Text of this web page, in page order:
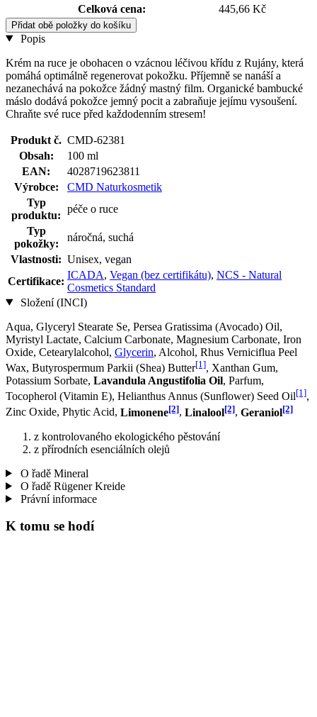
Celková cena:
445,66 Kč
Přidat obě položky do košíku
Popis
Krém na ruce je obohacen o vzácnou léčivou křídu z Rujány, která
pomáhá optimálně regenerovat pokožku. Příjemně se nanáší a
nezanechává na pokožce žádný mastný film. Organické bambucké
máslo dodává pokožce jemný pocit a zabraňuje jejímu vysoušení.
Chraňte své ruce před každodenním stresem!
Produkt č. CMD-62381
Obsah:
100 ml
EAN:
4028719623811
Výrobce:
CMD Naturkosmetik
Typ
produktu:
péče o ruce
Typ
pokožky:
náročná, suchá
Vlastnosti: Unisex, vegan
Certifikace:
ICADA, Vegan (bez certifikátu), NCS - Natural
Cosmetics Standard
Složení (INCI)
Aqua, Glyceryl Stearate Se, Persea Gratissima (Avocado) Oil,
Myristyl Lactate, Calcium Carbonate, Magnesium Carbonate, Iron
Oxide, Cetearylalcohol, Glycerin, Alcohol, Rhus Verniciflua Peel
Wax, Butyrospermum Parkii (Shea) Butter[1], Xanthan Gum,
Potassium Sorbate, Lavandula Angustifolia Oil, Parfum,
Tocopherol (Vitamin E), Helianthus Annus (Sunflower) Seed Oil[1],
Zinc Oxide, Phytic Acid, Limonene[2], Linalool[2], Geraniol[2]
z kontrolovaného ekologického pěstování
z přírodních esenciálních olejů
O řadě Mineral
O řadě Rügener Kreide
Právní informace
K tomu se hodí